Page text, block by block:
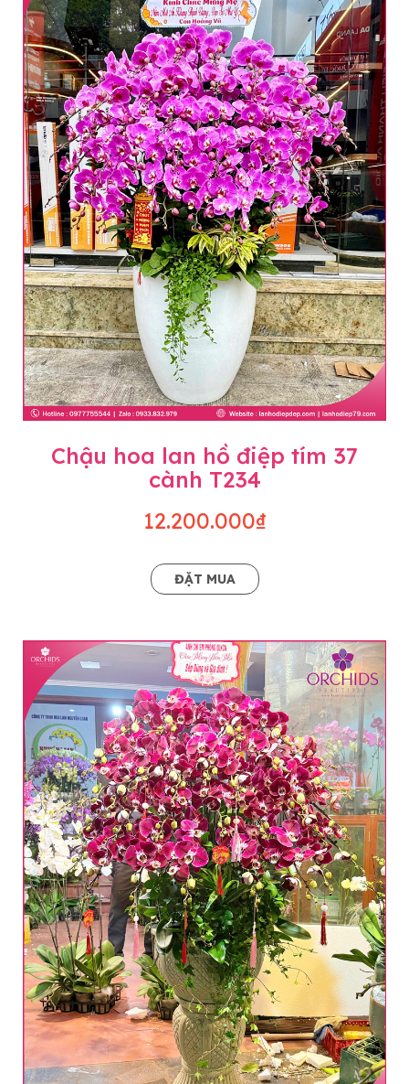
Chậu hoa lan hồ điệp tím 37
cành T234
12.200.000₫
ĐẶT MUA